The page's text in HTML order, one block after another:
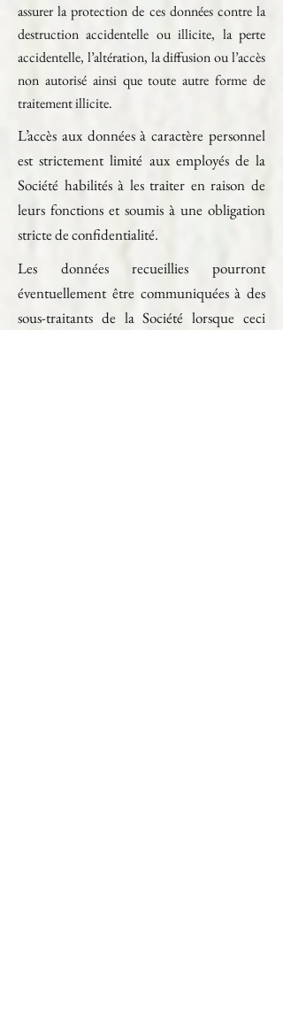
assurer la protection de ces données contre la
destruction accidentelle ou illicite, la perte
accidentelle, l’altération, la diffusion ou l’accès
non autorisé ainsi que toute autre forme de
traitement illicite.
L’accès aux données à caractère personnel
est strictement limité aux employés de la
Société habilités à les traiter en raison de
leurs fonctions et soumis à une obligation
stricte de confidentialité.
Les données recueillies pourront
éventuellement être communiquées à des
sous-traitants de la Société lorsque ceci